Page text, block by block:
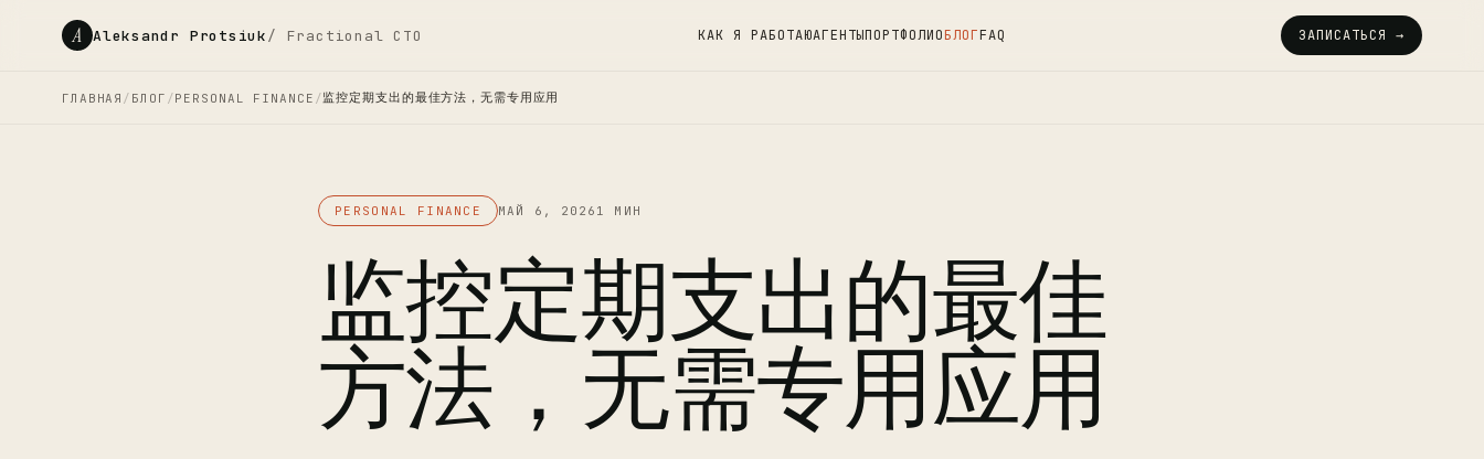
A Aleksandr Protsiuk/ Fractional CTO КАК Я РАБОТАЮАГЕНТЫПОРТФОЛИОБЛОГFAQ ЗАПИСАТЬСЯ →
ГЛАВНАЯ / БЛОГ /PERSONAL FINANCE /监控定期支出的最佳方法，无需专用应用
PERSONAL FINANCE МАЙ 6, 2026 1 МИН
监控定期支出的最佳
方法，无需专用应用